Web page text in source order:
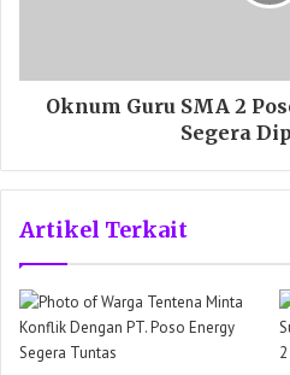
Oknum Guru SMA 2
Segera
Artikel Terkait